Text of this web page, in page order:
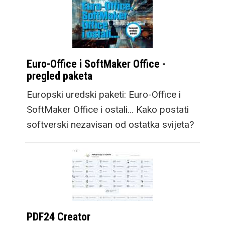
Euro-Office i SoftMaker Office -
pregled paketa
Europski uredski paketi: Euro-Office i
SoftMaker Office i ostali... Kako postati
softverski nezavisan od ostatka svijeta?
PDF24 Creator